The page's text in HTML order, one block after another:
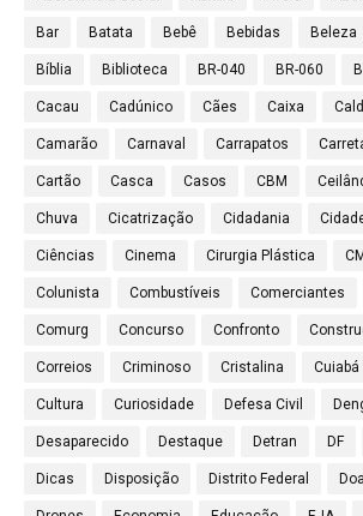
Bar Batata Bebê Bebidas Beleza
Bíblia Biblioteca BR-040 BR-060
Cacau Cadúnico Cães Caixa
Camarão Carnaval Carrapatos
Cartão Casca Casos CBM
Chuva Cicatrização Cidadania
Ciências Cinema Cirurgia Plástica
Colunista Combustíveis Comerciantes
Comurg Concurso Confronto
Correios Criminoso Cristalina Cuiabá
Cultura Curiosidade Defesa Civil
Desaparecido Destaque Detran DF
Dicas Disposição Distrito Federal